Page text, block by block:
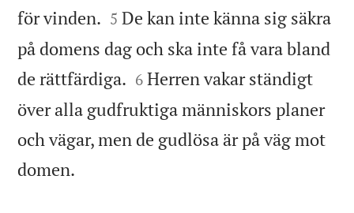
för vinden. 

5 De kan inte känna sig säkra
på domens dag och ska inte få vara bland
de rättfärdiga. 

6 Herren vakar ständigt
över alla gudfruktiga människors planer
och vägar, men de gudlösa är på väg mot
domen.